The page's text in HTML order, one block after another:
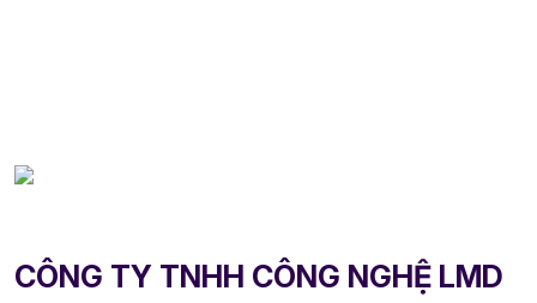
CÔNG TY TNHH CÔNG NGHỆ LMD